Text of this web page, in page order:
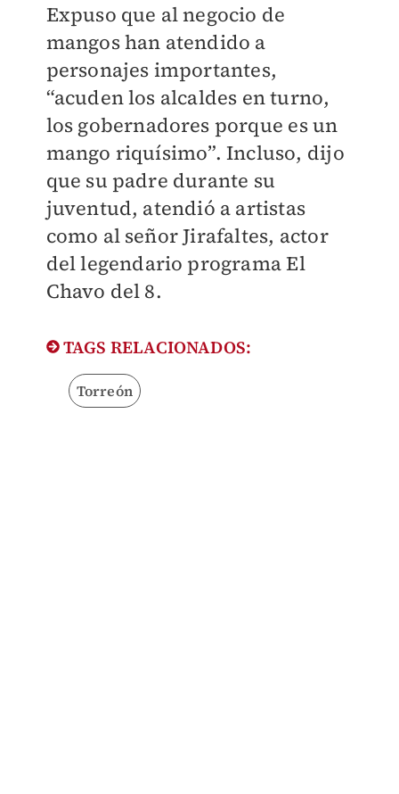
Expuso que al negocio de
mangos han atendido a
personajes importantes,
“acuden los alcaldes en turno,
los gobernadores porque es un
mango riquísimo”. Incluso, dijo
que su padre durante su
juventud, atendió a artistas
como al señor Jirafaltes, actor
del legendario programa El
Chavo del 8.
TAGS RELACIONADOS:
Torreón